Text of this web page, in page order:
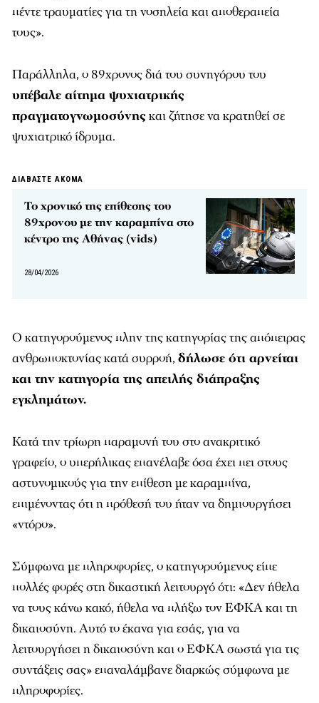
πέντε τραυματίες για τη νοσηλεία και αποθεραπεία
τους».
Παράλληλα, ο 89χρονος διά του συνηγόρου του
υπέβαλε αίτημα ψυχιατρικής
πραγματογνωμοσύνηςκαι ζήτησε να κρατηθεί σε
ψυχιατρικό ίδρυμα.
ΔΙΑΒΑΣΤΕ ΑΚΟΜΑ
Το χρονικό της επίθεσης του
89χρονου με την καραμπίνα στο
κέντρο της Αθήνας (vids)
28/04/2026
Ο κατηγορούμενος πλην της κατηγορίας της απόπειρας
ανθρωποκτονίας κατά συρροή, δήλωσε ότι αρνείται
και την κατηγορία της απειλής διάπραξης
εγκλημάτων.
Κατά την τρίωρη παραμονή του στο ανακριτικό
γραφείο, ο υπερήλικας επανέλαβε όσα έχει πει στους
αστυνομικούς για την επίθεση με καραμπίνα,
επιμένοντας ότι η πρόθεσή του ήταν να δημιουργήσει
«ντόρο».
Σύμφωνα με πληροφορίες, ο κατηγορούμενος είπε
πολλές φορές στη δικαστική λειτουργό ότι: «Δεν ήθελα
να τους κάνω κακό, ήθελα να πλήξω τον ΕΦΚΑ και τη
δικαιοσύνη. Αυτό το έκανα για εσάς, για να
λειτουργήσει η δικαιοσύνη και ο ΕΦΚΑ σωστά για τις
συντάξεις σας» επαναλάμβανε διαρκώς σύμφωνα με
πληροφορίες.